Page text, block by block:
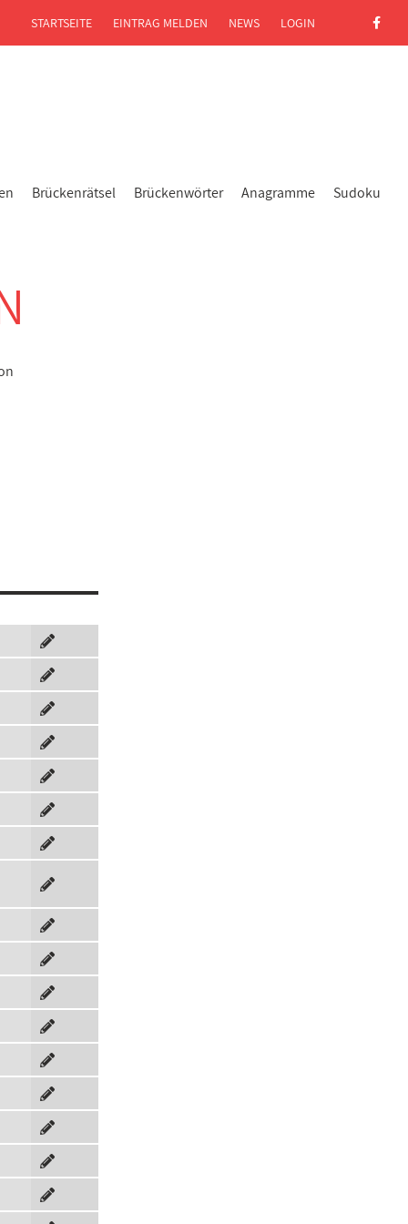
Brückenrätsel Brückenwörter Anagramme Sudoku
STARTSEITE EINTRAG MELDEN NEWS LOGIN